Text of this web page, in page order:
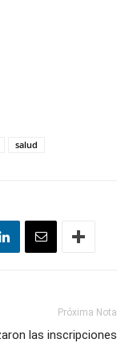
salud
Próxima Nota
las inscripciones